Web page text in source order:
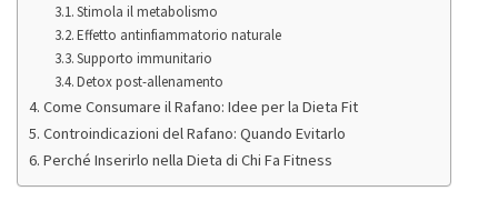
Stimola il metabolismo
Effetto antinfiammatorio naturale
Supporto immunitario
Detox post-allenamento
Come Consumare il Rafano: Idee per la Dieta Fit
Controindicazioni del Rafano: Quando Evitarlo
Perché Inserirlo nella Dieta di Chi Fa Fitness